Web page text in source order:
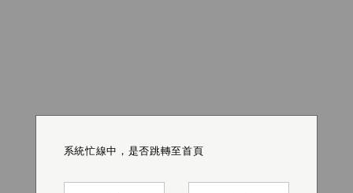
系統忙線中，是否跳轉至首頁
系統忙線中，是否跳轉至首頁
系統忙線中，是否跳轉至首頁
系統忙線中，是否跳轉至首頁
系統忙線中，是否跳轉至首頁